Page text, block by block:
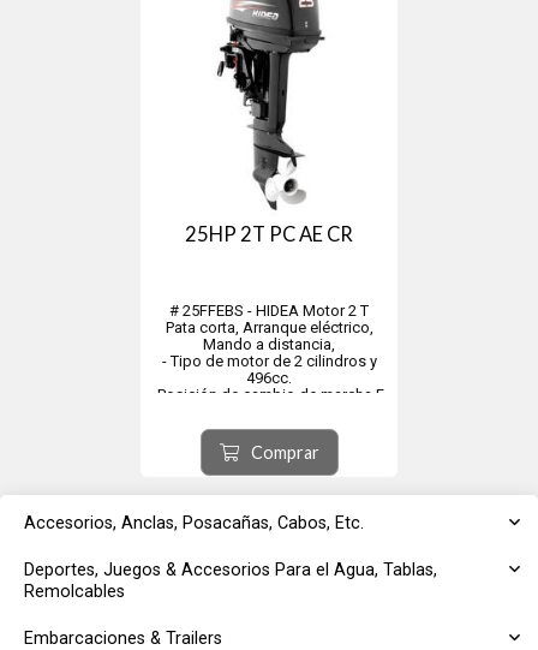
Accesorios, Anclas, Posacañas, Cabos, Etc.
Deportes, Juegos & Accesorios Para el Agua, Tablas,
Remolcables
Embarcaciones & Trailers
25HP 2T PC AE CR
# 25FFEBS - HIDEA Motor 2 T
Pata corta, Arranque eléctrico,
Mando a distancia,
- Tipo de motor de 2 cilindros y
496cc.
- Posición de cambio de marcha F-
- Salida máx. (kw) 18
- Rango operación aceleración
completa 4500-5500 Rpm.
- Diámetro*carrera(mm) 72*61
- Largo×Ancho×Alto eje cort...
Comprar